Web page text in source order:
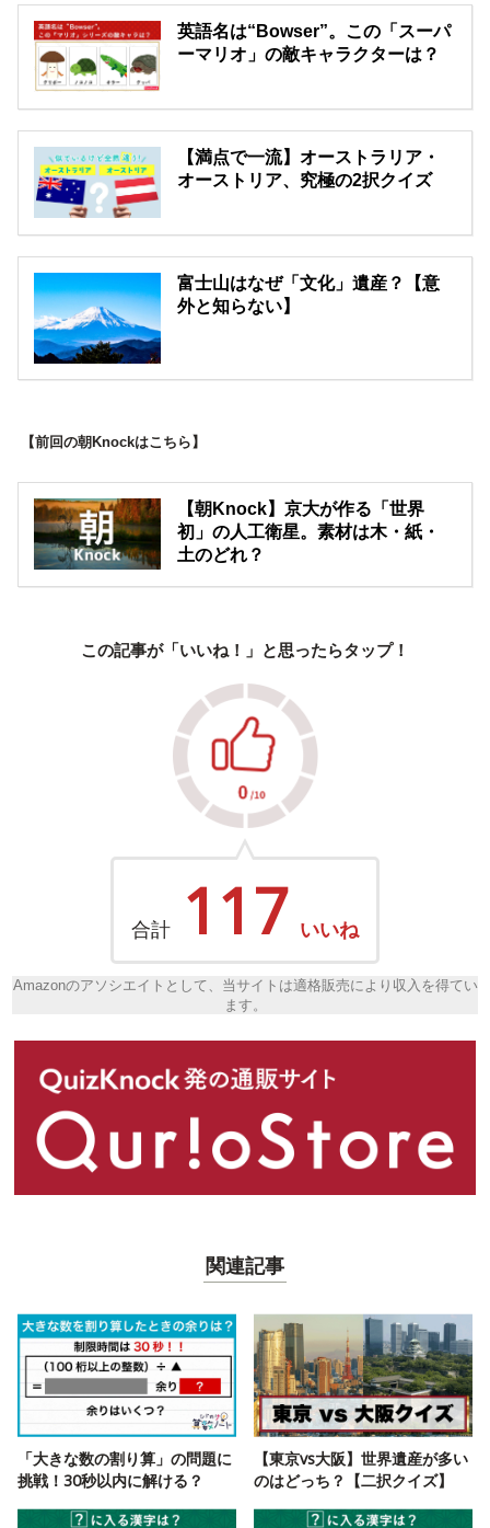
英語名は“Bowser”。この「スーパ
ーマリオ」の敵キャラクターは？
【満点で一流】オーストラリア・
オーストリア、究極の2択クイズ
富士山はなぜ「文化」遺産？【意
外と知らない】
【前回の朝Knockはこちら】
【朝Knock】京大が作る「世界
初」の人工衛星。素材は木・紙・
土のどれ？
この記事が「いいね！」と思ったらタップ！
合計 117 いいね
Amazonのアソシエイトとして、当サイトは適格販売により収入を得てい
ます。
関連記事
「大きな数の割り算」の問題に
挑戦！30秒以内に解ける？
【東京vs大阪】世界遺産が多い
のはどっち？【二択クイズ】